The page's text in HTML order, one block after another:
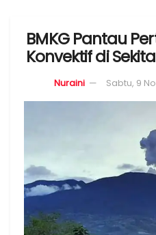
BMKG Pantau
Konvektif di
Nuraini Sabtu, 9